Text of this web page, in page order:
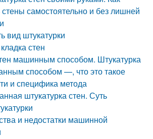
стены самостоятельно и без лишней
вид штукатурки
стен
машинным способом. Штукатурка
способом —, что это такое
и специфика метода
штукатурка стен. Суть
и недостатки машинной